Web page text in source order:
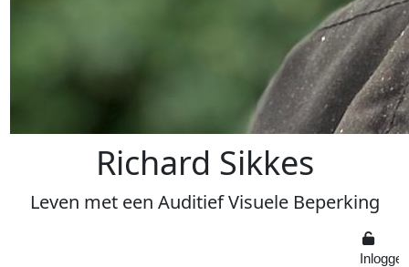
Richard Sikkes
Leven met een AuditiefVisuele Beperking